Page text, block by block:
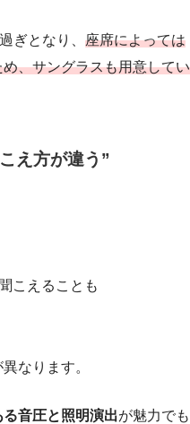
ぎとなり、 座席によっては
、サングラスも用意してい
え方が違う”
こえることも
なります。
音圧と照明演出が魅力でも